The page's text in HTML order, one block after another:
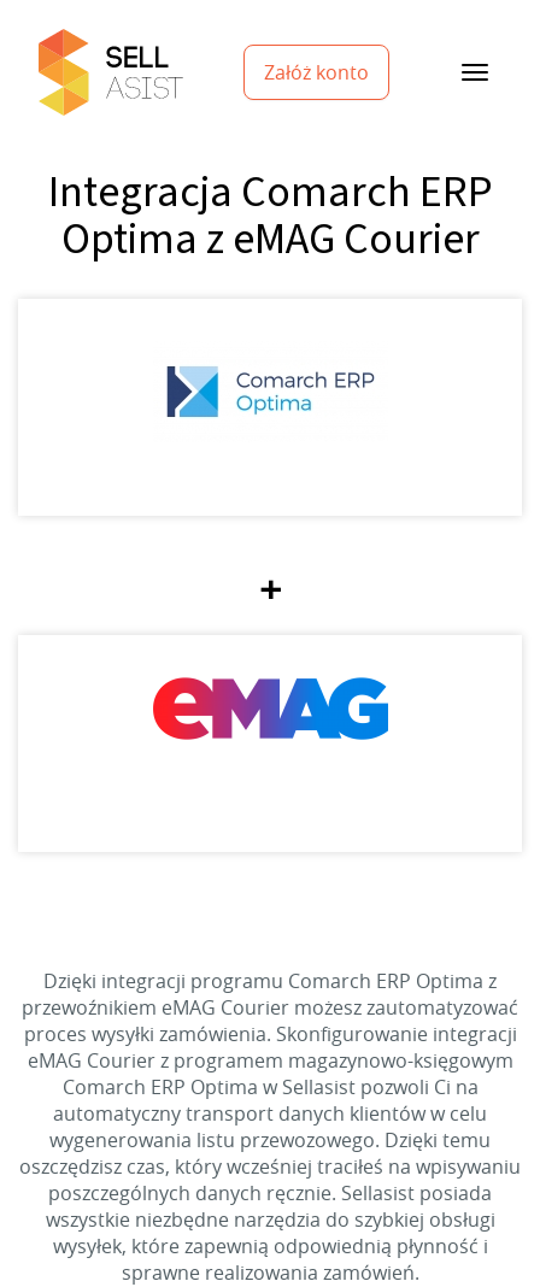
Załóż konto
Integracja Comarch ERP
Optima z eMAG Courier
+
Dzięki integracji programu Comarch ERP Optima z
przewoźnikiem eMAG Courier możesz zautomatyzować
proces wysyłki zamówienia. Skonfigurowanie integracji
eMAG Courier z programem magazynowo-księgowym
Comarch ERP Optima w Sellasist pozwoli Ci na
automatyczny transport danych klientów w celu
wygenerowania listu przewozowego. Dzięki temu
oszczędzisz czas, który wcześniej traciłeś na wpisywaniu
poszczególnych danych ręcznie. Sellasist posiada
wszystkie niezbędne narzędzia do szybkiej obsługi
wysyłek, które zapewnią odpowiednią płynność i
sprawne realizowania zamówień.